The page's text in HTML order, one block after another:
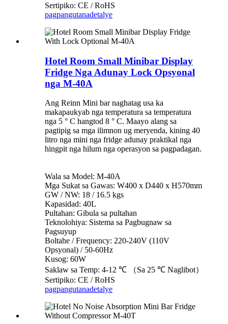
Sertipiko: CE / RoHS
pagpangutanadetalye
Hotel Room Small Minibar Display
Fridge Nga Adunay Lock Opsyonal
nga M-40A
Ang Reinn Mini bar naghatag usa ka
makapaukyab nga temperatura sa temperatura
nga 5 ° C hangtod 8 ° C. Maayo alang sa
pagtipig sa mga ilimnon ug meryenda, kining 40
litro nga mini nga fridge adunay praktikal nga
hingpit nga hilum nga operasyon sa pagpadagan.
Wala sa Model: M-40A
Mga Sukat sa Gawas: W400 x D440 x H570mm
GW / NW: 18 / 16.5 kgs
Kapasidad: 40L
Pultahan: Gibula sa pultahan
Teknolohiya: Sistema sa Pagbugnaw sa
Pagsuyup
Boltahe / Frequency: 220-240V (110V
Opsyonal) / 50-60Hz
Kusog: 60W
Saklaw sa Temp: 4-12 ℃ （Sa 25 ℃ Naglibot）
Sertipiko: CE / RoHS
pagpangutanadetalye